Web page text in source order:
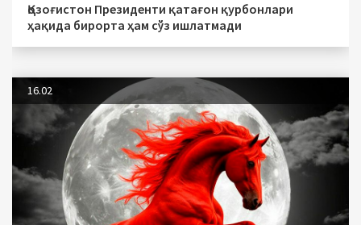
Қозоғистон Президенти қатағон қурбонлари
ҳақида бирорта ҳам сўз ишлатмади
16.02